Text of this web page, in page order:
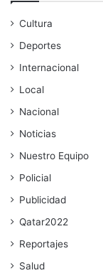
Cultura
Deportes
Internacional
Local
Nacional
Noticias
Nuestro Equipo
Policial
Publicidad
Qatar2022
Reportajes
Salud